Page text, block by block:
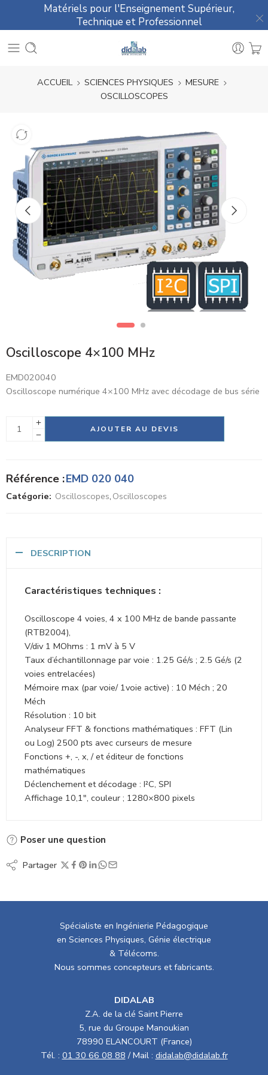
Matériels pour l'Enseignement Supérieur,
Technique et Professionnel
ACCUEIL SCIENCES PHYSIQUES
MESURE
OSCILLOSCOPES
Oscilloscope 4×100 MHz
EMD020040
Oscilloscope numérique 4×100 MHz avec décodage de bus série
AJOUTER AU DEVIS
Alternative:
Référence :EMD 020 040
Catégorie: Oscilloscopes, Oscilloscopes
DESCRIPTION
Caractéristiques techniques :
Oscilloscope 4 voies, 4 x 100 MHz de bande passante
(RTB2004),
V/div 1 MOhms : 1 mV à 5 V
Taux d’échantillonnage par voie : 1.25 Gé/s ; 2.5 Gé/s (2
voies entrelacées)
Mémoire max (par voie/ 1voie active) : 10 Méch ; 20
Méch
Résolution : 10 bit
Analyseur FFT & fonctions mathématiques : FFT (Lin
ou Log) 2500 pts avec curseurs de mesure
Fonctions +, -, x, / et éditeur de fonctions
mathématiques
Déclenchement et décodage : I²C, SPI
Affichage 10,1″, couleur ; 1280×800 pixels
Poser une question
Partager
Spécialiste en Ingénierie Pédagogique
en Sciences Physiques, Génie électrique
& Télécoms.
Nous sommes concepteurs et fabricants.
DIDALAB
Z.A. de la clé Saint Pierre
5, rue du Groupe Manoukian
78990 ELANCOURT (France)
Tél. : 01 30 66 08 88 / Mail : didalab@didalab.fr